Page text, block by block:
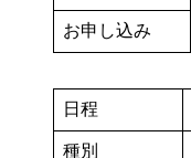
お申し込み
日程
種別